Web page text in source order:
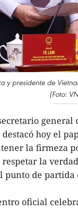
y presidente de
(Foto:
hoy el
la firmeza
la
punto de
oficial